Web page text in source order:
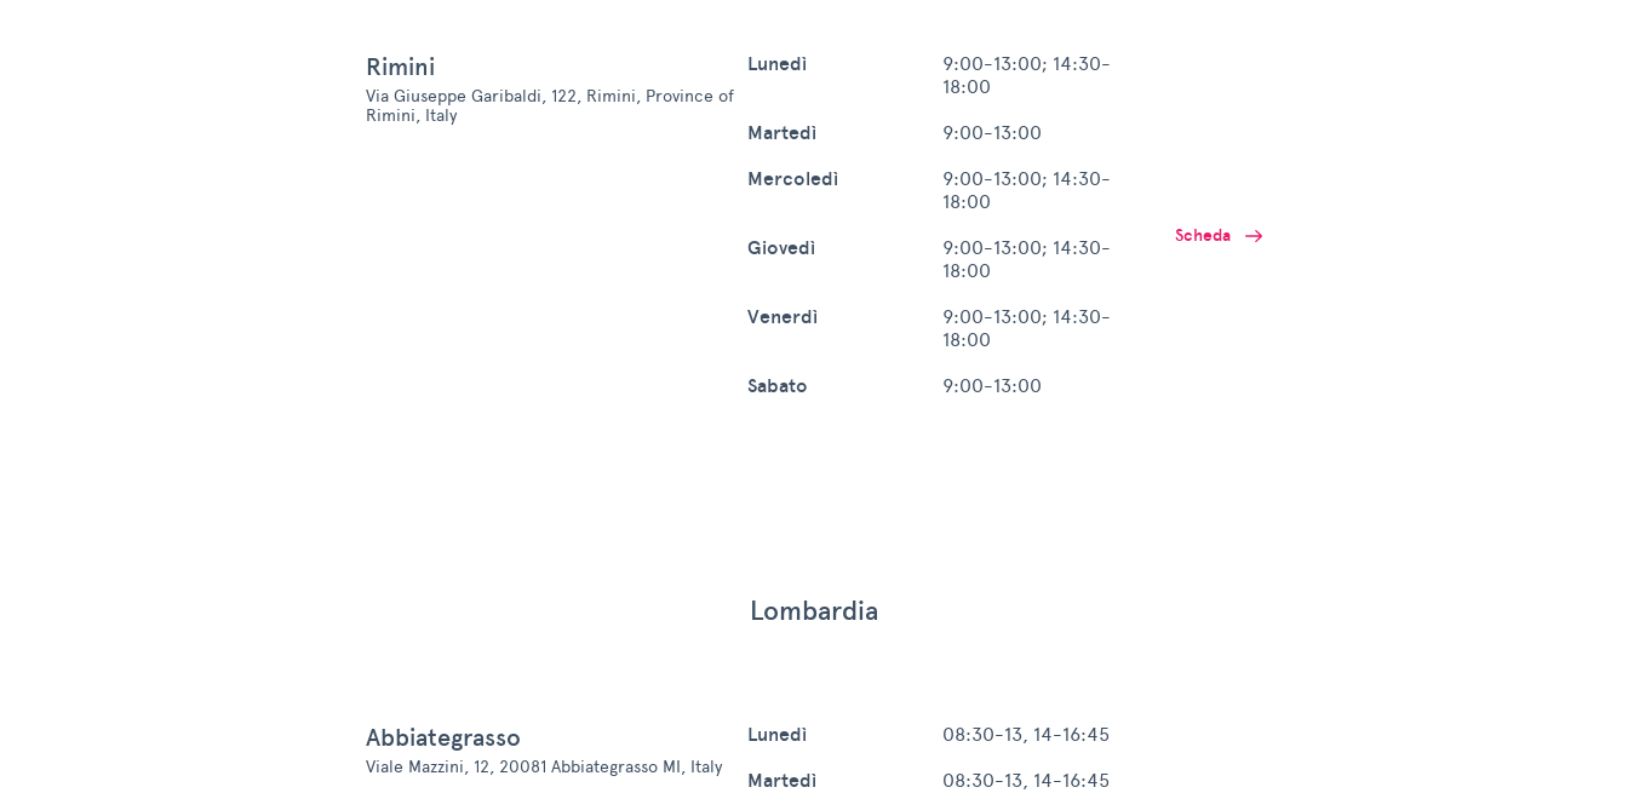
Rimini
Via Giuseppe Garibaldi, 122, Rimini, Province of
Rimini, Italy
Lunedì
9:00-13:00; 14:30-
18:00
Martedì
9:00-13:00
Mercoledì
9:00-13:00; 14:30-
18:00
Giovedì
9:00-13:00; 14:30-
18:00
Venerdì
9:00-13:00; 14:30-
18:00
Sabato
9:00-13:00
Scheda
Lombardia
Abbiategrasso
Viale Mazzini, 12, 20081 Abbiategrasso MI, Italy
Lunedì
08:30-13, 14-16:45
Martedì
08:30-13, 14-16:45